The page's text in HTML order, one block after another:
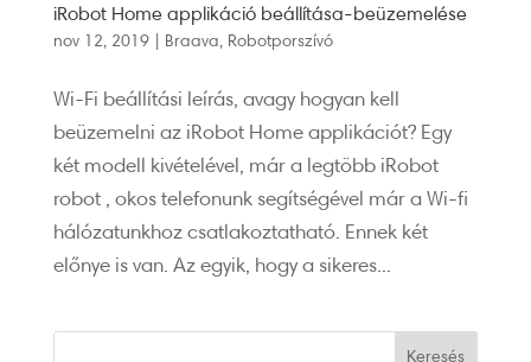
iRobot Home applikáció beállítása-beüzemelése
nov 12, 2019| Braava Robotporszívó
Wi-Fi beállítási leírás, avagy hogyan kell
beüzemelni az iRobot Home applikációt? Egy
két modell kivételével, már a legtöbb iRobot
robot , okos telefonunk segítségével már a Wi-fi
hálózatunkhoz csatlakoztatható. Ennek két
előnye is van. Az egyik, hogy a sikeres...